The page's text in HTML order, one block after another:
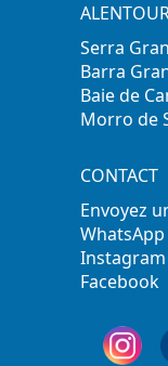
Serra
Barra
Baie de
Morro de
CONTACT
Envoyez
WhatsApp
Instagram
Facebook